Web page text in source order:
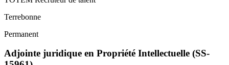
Terrebonne
Permanent
Adjointe juridique en Propriété Intellectuelle (SS-